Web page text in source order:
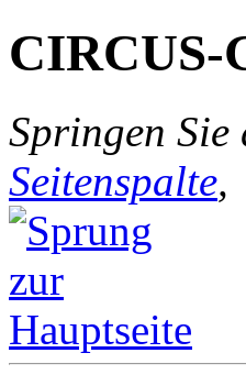
CIRCUS-
Springen Sie
Seitenspalte,